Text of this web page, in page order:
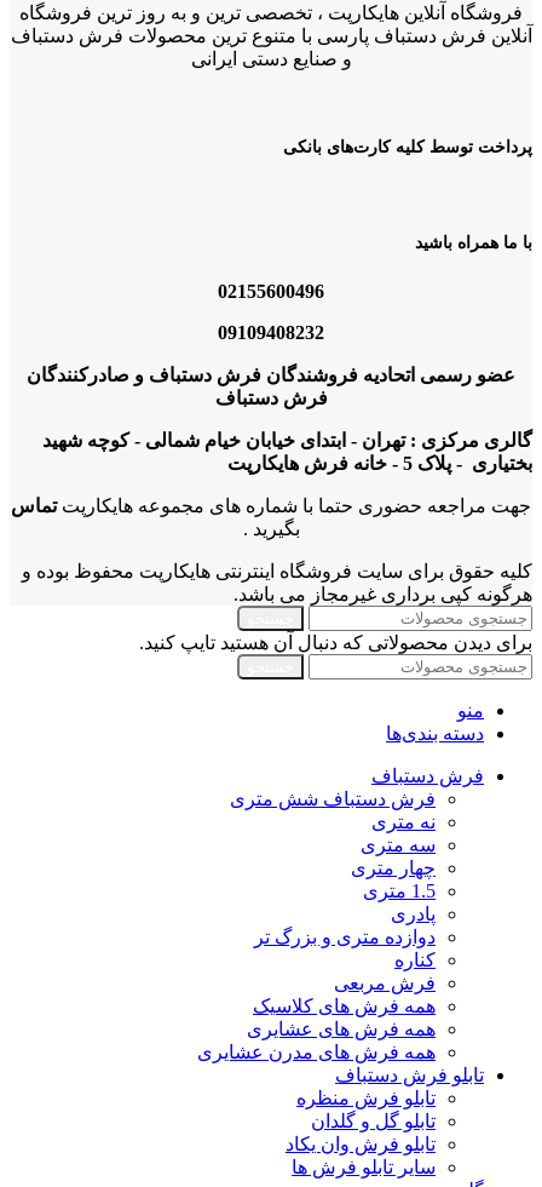
فروشگاه آنلاین هایکارپت ، تخصصی ترین و به روز ترین فروشگاه
آنلاین فرش دستباف پارسی با متنوع ترین محصولات فرش دستباف
و صنایع دستی ایرانی
پرداخت توسط کلیه کارت‌های بانکی
با ما همراه باشید
02155600496
09109408232
عضو رسمی اتحادیه فروشندگان فرش دستباف و صادرکنندگان
فرش دستباف
گالری مرکزی : تهران - ابتدای خیابان خیام شمالی - کوچه شهید
بختیاری - پلاک 5 - خانه فرش هایکارپت
جهت مراجعه حضوری حتما با شماره های مجموعه هایکارپتتماس
بگیرید .
کلیه حقوق برای سایت فروشگاه اینترنتی هایکارپت محفوظ بوده و
هرگونه کپی برداری غیرمجاز می باشد.
برای دیدن محصولاتی که دنبال آن هستید تایپ کنید.
منو
دسته بندی‌ها
فرش دستباف
فرش دستباف شش متری
نه متری
سه متری
چهار متری
1.5 متری
پادری
دوازده متری و بزرگ تر
کناره
فرش مربعی
همه فرش های کلاسیک
همه فرش های عشایری
همه فرش های مدرن عشایری
تابلو فرش دستباف
تابلو فرش منظره
تابلو گل و گلدان
تابلو فرش وان یکاد
سایر تابلو فرش ها